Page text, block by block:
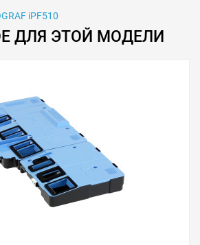
использования
делать тогда, когда
iPF510
ДЛЯ ЭТОЙ МОДЕЛИ